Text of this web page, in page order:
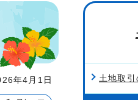
年4月1日 土地取引